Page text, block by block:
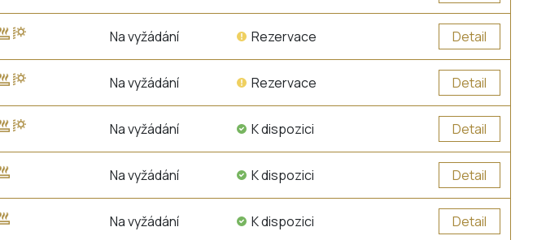
Na vyžádání Rezervace Detail
Na vyžádání Rezervace Detail
Na vyžádání K dispozici Detail
Na vyžádání K dispozici Detail
Na vyžádání K dispozici Detail